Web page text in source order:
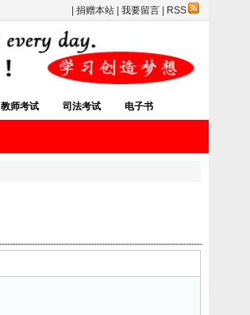
捐赠本站 我要留言 RSS
教师考试 司法考试 电子书